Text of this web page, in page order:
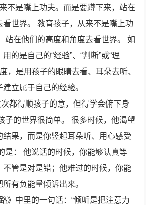
不是嘴上功夫。而是要蹲下来，站在
看世界。 教育孩子，从来不是嘴上功
站在他们的高度和角度去看世界。 如
的是自己的“经验”、“判断”或“理
，是用孩子的眼睛去看、耳朵去听、
立属于自己的经验。
都得顺孩子的意，但得学会俯下身
子的世界很简单。 很多时候，他渴望
结果，而是你竖起耳朵听、用心感受
是： 他说话的时候，你能够认真等
不管是对是错；他难过的时候，你能
有负能量倾诉出来。
》中里的一句话：“倾听是把注意力